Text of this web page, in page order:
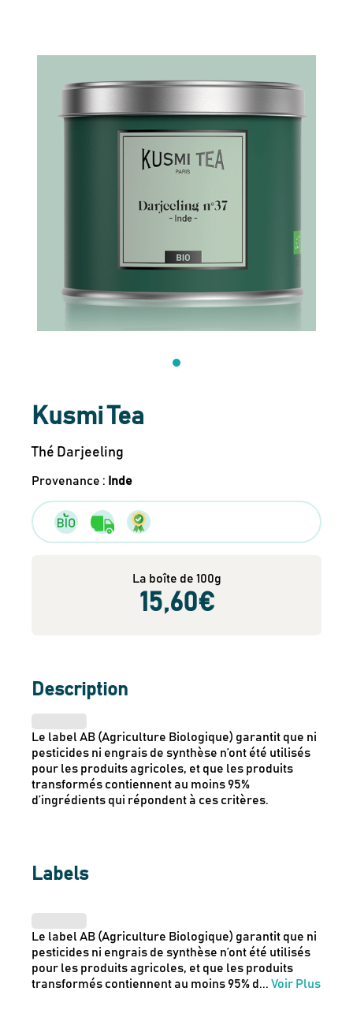
Kusmi Tea
Thé Darjeeling
Provenance : Inde
La boîte de 100g
15,60€
Description
Le label AB (Agriculture Biologique) garantit que ni
pesticides ni engrais de synthèse n’ont été utilisés
pour les produits agricoles, et que les produits
transformés contiennent au moins 95%
d’ingrédients qui répondent à ces critères.
Labels
Le label AB (Agriculture Biologique) garantit que ni
pesticides ni engrais de synthèse n’ont été utilisés
pour les produits agricoles, et que les produits
transformés contiennent au moins 95% d ... Voir Plus